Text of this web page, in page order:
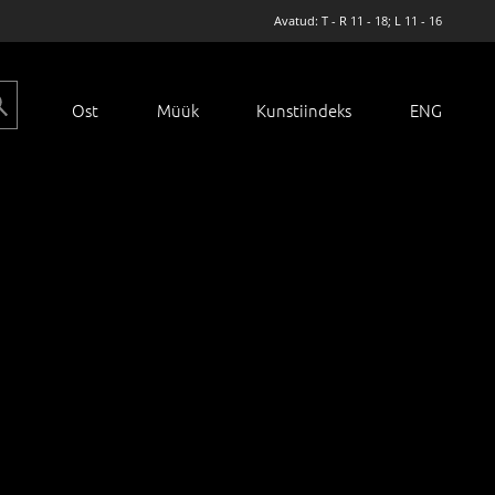
Avatud: T - R 11 - 18; L 11 - 16
Ost Müük Kunstiindeks ENG